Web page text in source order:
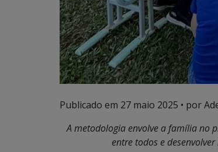
Publicado em 27 maio 2025 • por
A metodologia envolve a família no
entre todos e